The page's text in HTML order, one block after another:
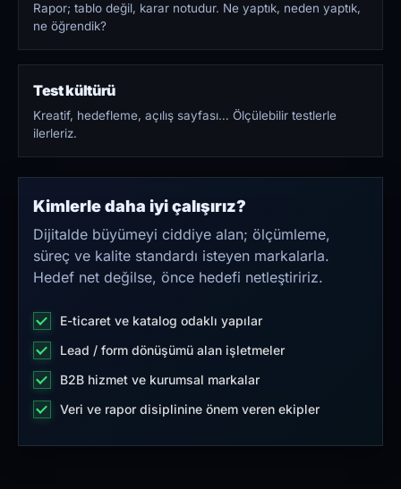
Rapor; tablo değil, karar notudur. Ne yaptık, neden yaptık,
ne öğrendik?
Test kültürü
Kreatif, hedefleme, açılış sayfası… Ölçülebilir testlerle
ilerleriz.
Kimlerle daha iyi çalışırız?
Dijitalde büyümeyi ciddiye alan; ölçümleme,
süreç ve kalite standardı isteyen markalarla.
Hedef net değilse, önce hedefi netleştiririz.
E-ticaret ve katalog odaklı yapılar
Lead / form dönüşümü alan işletmeler
B2B hizmet ve kurumsal markalar
Veri ve rapor disiplinine önem veren ekipler